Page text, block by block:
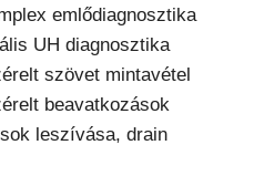
emlődiagnosztika
UH diagnosztika
szövet mintavétel
beavatkozások
leszívása, drain